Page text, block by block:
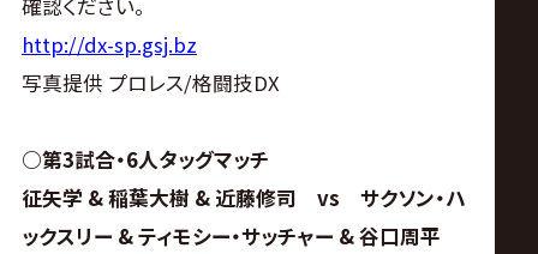
サ
イ
ト
確認ください。
http://dx-sp.gsj.bz
写真提供 プロレス/格闘技DX
○第3試合・6人タッグマッチ
征矢学 & 稲葉大樹 & 近藤修司 vs サクソン・ハ
ックスリー & ティモシー・サッチャー & 谷口周平